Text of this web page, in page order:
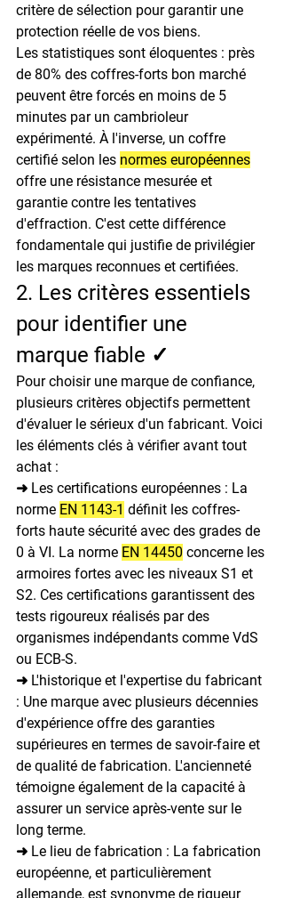
critère de sélection pour garantir une
protection réelle de vos biens.
Les statistiques sont éloquentes : près
de 80% des coffres-forts bon marché
peuvent être forcés en moins de 5
minutes par un cambrioleur
expérimenté. À l'inverse, un coffre
certifié selon les normes européennes
offre une résistance mesurée et
garantie contre les tentatives
d'effraction. C'est cette différence
fondamentale qui justifie de privilégier
les marques reconnues et certifiées.
2. Les critères essentiels
pour identifier une
marque fiable ✓
Pour choisir une marque de confiance,
plusieurs critères objectifs permettent
d'évaluer le sérieux d'un fabricant. Voici
les éléments clés à vérifier avant tout
achat :
➜ Les certifications européennes : La
norme EN 1143-1 définit les coffres-
forts haute sécurité avec des grades de
0 à VI. La norme EN 14450 concerne les
armoires fortes avec les niveaux S1 et
S2. Ces certifications garantissent des
tests rigoureux réalisés par des
organismes indépendants comme VdS
ou ECB-S.
➜ L'historique et l'expertise du fabricant
: Une marque avec plusieurs décennies
d'expérience offre des garanties
supérieures en termes de savoir-faire et
de qualité de fabrication. L'ancienneté
témoigne également de la capacité à
assurer un service après-vente sur le
long terme.
➜ Le lieu de fabrication : La fabrication
européenne, et particulièrement
allemande, est synonyme de rigueur